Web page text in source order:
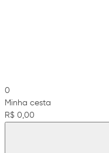
0
Minha cesta
R$ 0,00